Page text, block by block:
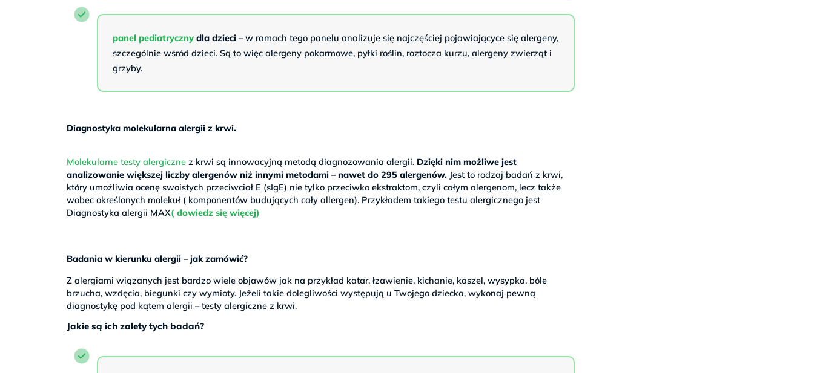
panel pediatryczny dla dzieci – w ramach tego panelu analizuje się najczęściej pojawiającyce się alergeny,
szczególnie wśród dzieci. Są to więc alergeny pokarmowe, pyłki roślin, roztocza kurzu, alergeny zwierząt i
grzyby.
Diagnostyka molekularna alergii z krwi.
Molekularne testy alergiczne z krwi są innowacyjną metodą diagnozowania alergii. Dzięki nim możliwe jest
analizowanie większej liczby alergenów niż innymi metodami – nawet do 295 alergenów. Jest to rodzaj badań z krwi,
który umożliwia ocenę swoistych przeciwciał E (sIgE) nie tylko przeciwko ekstraktom, czyli całym alergenom, lecz także
wobec określonych molekuł ( komponentów budujących cały allergen). Przykładem takiego testu alergicznego jest
Diagnostyka alergii MAX( dowiedz się więcej)
Badania w kierunku alergii – jak zamówić?
Z alergiami wiązanych jest bardzo wiele objawów jak na przykład katar, łzawienie, kichanie, kaszel, wysypka, bóle
brzucha, wzdęcia, biegunki czy wymioty. Jeżeli takie dolegliwości występują u Twojego dziecka, wykonaj pewną
diagnostykę pod kątem alergii – testy alergiczne z krwi.
Jakie są ich zalety tych badań?